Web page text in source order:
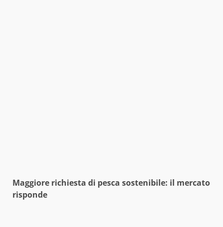
Maggiore richiesta di pesca sostenibile: il mercato
risponde